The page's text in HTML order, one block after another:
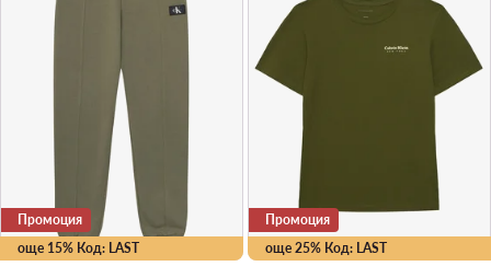
още 15% Код: LAST
Промоция
още 25% Код: LAST
Промоция